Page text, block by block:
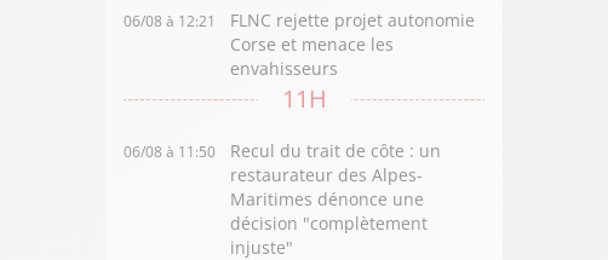
06/08 à 12:21
FLNC rejette projet autonomie
Corse et menace les
envahisseurs
11H
06/08 à 11:50
Recul du trait de côte : un
restaurateur des Alpes-
Maritimes dénonce une
décision "complètement
injuste"